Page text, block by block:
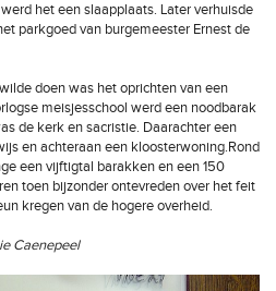
het een slaapplaats. Later verhuisde
parkgoed van burgemeester Ernest de
doen was het oprichten van een
meisjesschool werd een noodbarak
de kerk en sacristie. Daarachter een
en achteraan een kloosterwoning.Rond
een vijftigtal barakken en een 150
toen bijzonder ontevreden over het feit
kregen van de hogere overheid.
Caenepeel